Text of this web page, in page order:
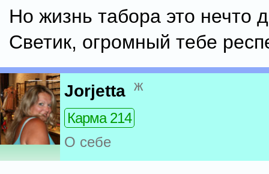
Но жизнь табора это нечто
Светик, огромный тебе
Jorjetta ж
Карма 214
О себе